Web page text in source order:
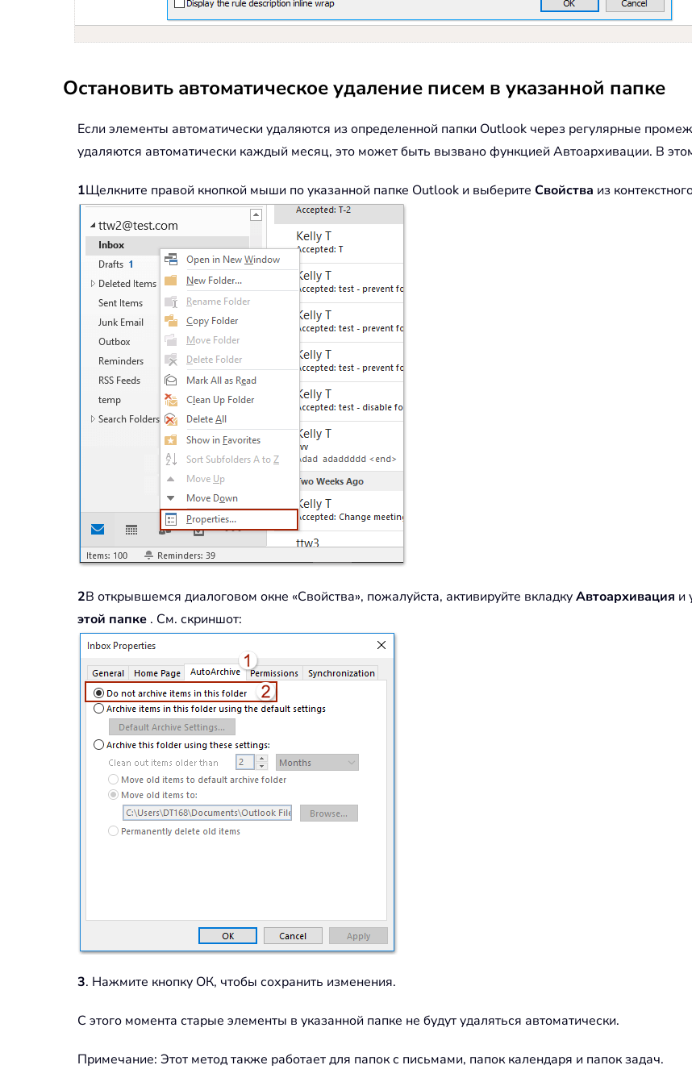
Остановить автоматическое удаление писем в указанной папке
Если элементы автоматически удаляются из определенной папки Outlook через регулярные
удаляются автоматически каждый месяц, это может быть вызвано функцией Автоархивации. В
1Щелкните правой кнопкой мыши по указанной папке Outlook и выберите Свойства из
2В открывшемся диалоговом окне «Свойства», пожалуйста, активируйте вкладкуАвтоархивация и
этой папке . См. скриншот:
3. Нажмите кнопку ОК, чтобы сохранить изменения.
С этого момента старые элементы в указанной папке не будут удаляться автоматически.
Примечание: Этот метод также работает для папок с письмами, папок календаря и папок задач.